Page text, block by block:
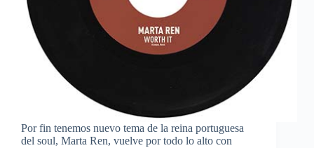
Por fin tenemos nuevo tema de la reina portuguesa
del soul, Marta Ren, vuelve por todo lo alto con